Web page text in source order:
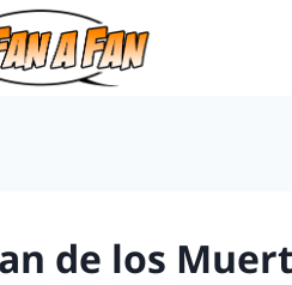
de los